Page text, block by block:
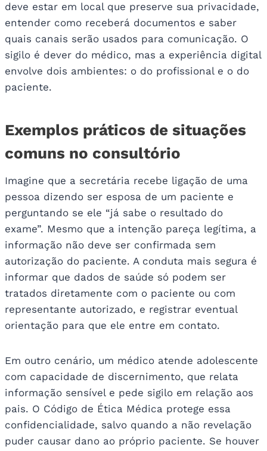
deve estar em local que preserve sua privacidade,
entender como receberá documentos e saber
quais canais serão usados para comunicação. O
sigilo é dever do médico, mas a experiência digital
envolve dois ambientes: o do profissional e o do
paciente.
Exemplos práticos de situações
comuns no consultório
Imagine que a secretária recebe ligação de uma
pessoa dizendo ser esposa de um paciente e
perguntando se ele “já sabe o resultado do
exame”. Mesmo que a intenção pareça legítima, a
informação não deve ser confirmada sem
autorização do paciente. A conduta mais segura é
informar que dados de saúde só podem ser
tratados diretamente com o paciente ou com
representante autorizado, e registrar eventual
orientação para que ele entre em contato.
Em outro cenário, um médico atende adolescente
com capacidade de discernimento, que relata
informação sensível e pede sigilo em relação aos
pais. O Código de Ética Médica protege essa
confidencialidade, salvo quando a não revelação
puder causar dano ao próprio paciente. Se houver